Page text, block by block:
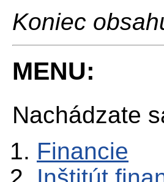
Koniec
MENU:
Nachádzate
Financie